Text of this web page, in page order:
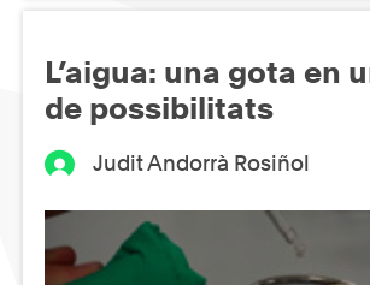
L’aigua: una gota en
de possibilitats
Judit Andorrà Rosiñol